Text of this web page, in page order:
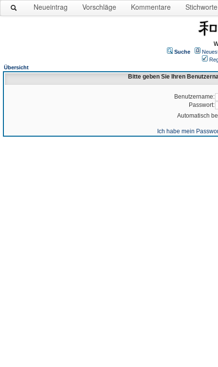
Neueintrag Vorschläge Kommentare Stichworte
Suche
Übersicht
Bitte geben Sie Ihren
Benutzername:
Passwort:
Automatisch
Ich habe mein